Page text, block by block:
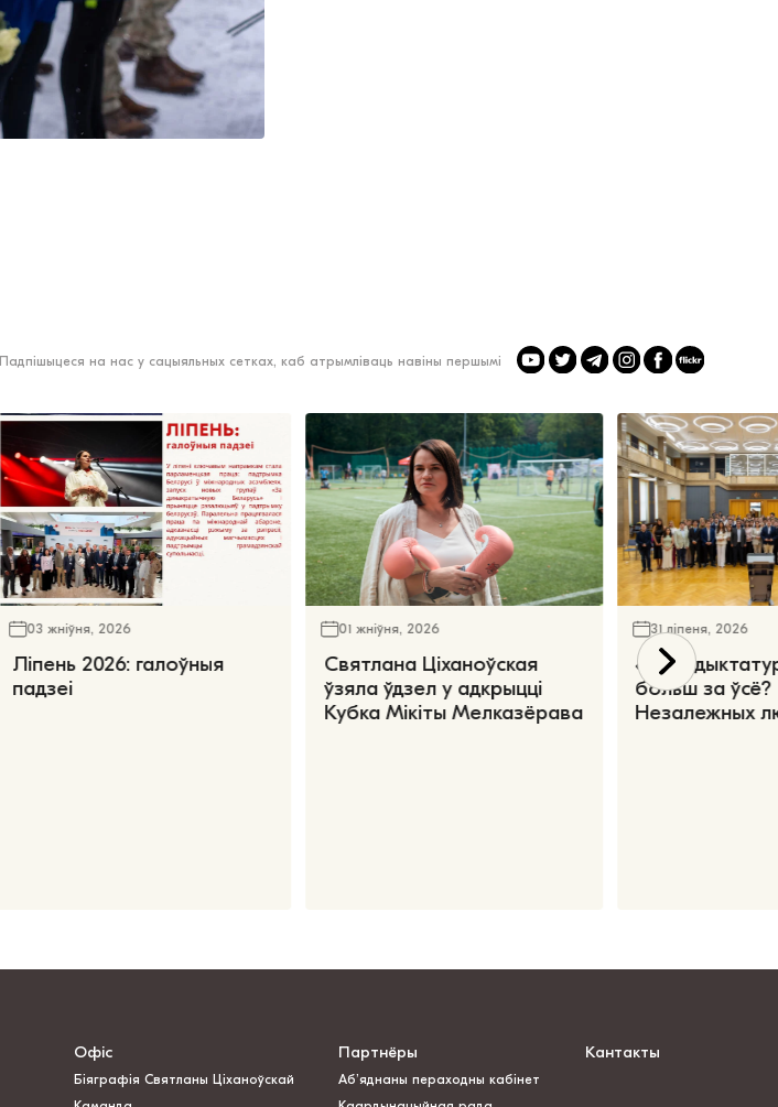
Падпішыцеся на нас у сацыяльных сетках, каб атрымліваць навіны першымі
03 жніўня, 2026
Ліпень 2026: галоўныя
падзеі
01 жніўня, 2026
Святлана Ціханоўская
ўзяла ўдзел у адкрыцці
Кубка Мікіты Мелказёрава
31 ліпеня, 2026
«Чаго
больш за ўсё?
Незалежных
Офіс
Біяграфія Святланы Ціханоўскай
Партнёры
Аб’яднаны пераходны кабінет
Кантакты